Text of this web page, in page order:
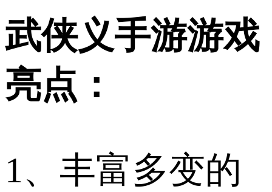
武侠义手游游戏
亮点：
1、丰富多变的